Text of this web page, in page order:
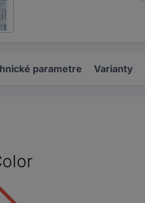
parametre Varianty